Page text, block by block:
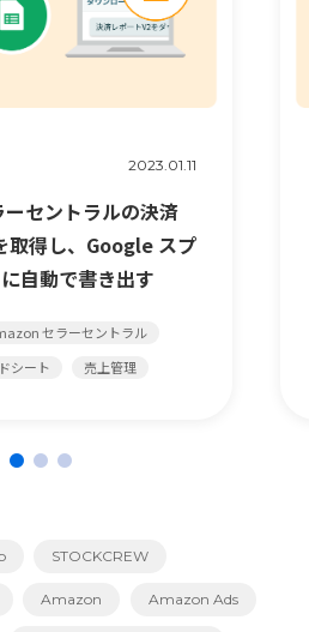
2023.01.11
セントラルの決済
取得し、Google スプ
自動で書き出す
セラーセントラル
シート
売上管理
STOCKCREW
Amazon Amazon Ads